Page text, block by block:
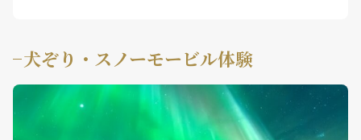
犬ぞり・スノーモービル体験